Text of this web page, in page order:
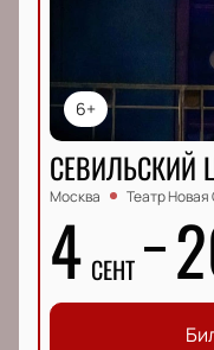
6+
СЕВИЛЬСКИЙ
Москва Театр
4 СЕНТ